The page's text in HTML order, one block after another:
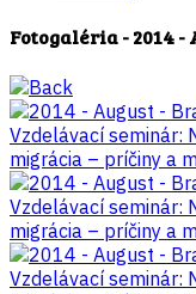
Fotogaléria - 2014